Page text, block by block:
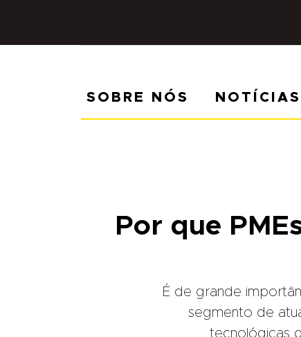
SOBRE NÓS NOTÍCIAS
Por que
É de grande
segmento de
tecnológicas